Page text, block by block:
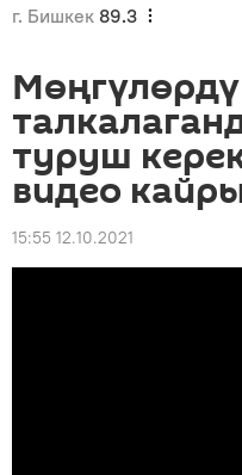
г. Бишкек 89.3
Мөңгүлөрдү
туруш
видео
15:55 12.10.2021